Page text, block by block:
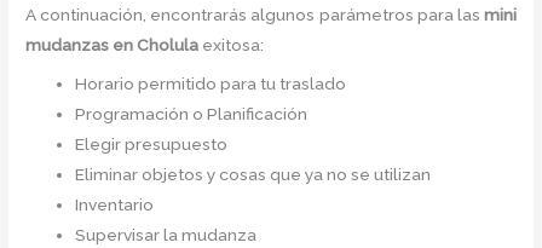
A continuación, encontrarás algunos parámetros para las mini
mudanzas en Cholula exitosa:
Horario permitido para tu traslado
Programación o Planificación
Elegir presupuesto
Eliminar objetos y cosas que ya no se utilizan
Inventario
Supervisar la mudanza